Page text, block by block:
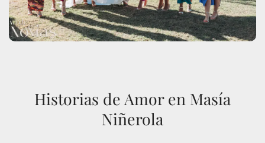
Historias de Amor en Masía
Niñerola